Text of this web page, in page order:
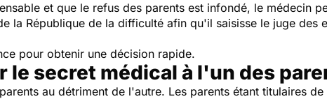
et que le refus des parents est infondé, le médecin
la République de la difficulté afin qu'il saisisse le juge des
pour obtenir une décision rapide.
secret médical à l'un des
au détriment de l'autre. Les parents étant titulaires